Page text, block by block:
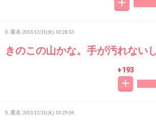
8. 匿名 2013/12/31(火) 10:28:53
きのこの山かな。手が汚れないし
+193
9. 匿名 2013/12/31(火) 10:29:04